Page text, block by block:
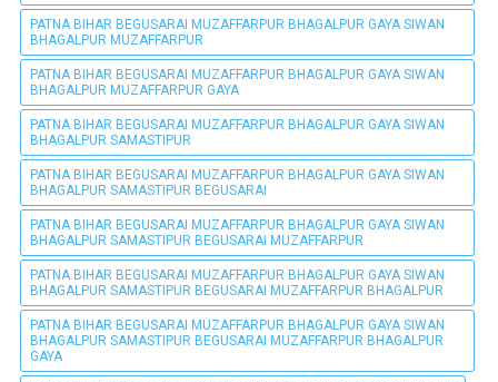
PATNA BIHAR BEGUSARAI MUZAFFARPUR BHAGALPUR GAYA SIWAN
BHAGALPUR MUZAFFARPUR
PATNA BIHAR BEGUSARAI MUZAFFARPUR BHAGALPUR GAYA SIWAN
BHAGALPUR MUZAFFARPUR GAYA
PATNA BIHAR BEGUSARAI MUZAFFARPUR BHAGALPUR GAYA SIWAN
BHAGALPUR SAMASTIPUR
PATNA BIHAR BEGUSARAI MUZAFFARPUR BHAGALPUR GAYA SIWAN
BHAGALPUR SAMASTIPUR BEGUSARAI
PATNA BIHAR BEGUSARAI MUZAFFARPUR BHAGALPUR GAYA SIWAN
BHAGALPUR SAMASTIPUR BEGUSARAI MUZAFFARPUR
PATNA BIHAR BEGUSARAI MUZAFFARPUR BHAGALPUR GAYA SIWAN
BHAGALPUR SAMASTIPUR BEGUSARAI MUZAFFARPUR BHAGALPUR
PATNA BIHAR BEGUSARAI MUZAFFARPUR BHAGALPUR GAYA SIWAN
BHAGALPUR SAMASTIPUR BEGUSARAI MUZAFFARPUR BHAGALPUR
GAYA